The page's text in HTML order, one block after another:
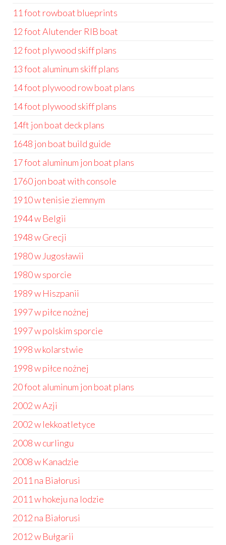
11 foot rowboat blueprints
12 foot Alutender RIB boat
12 foot plywood skiff plans
13 foot aluminum skiff plans
14 foot plywood row boat plans
14 foot plywood skiff plans
14ft jon boat deck plans
1648 jon boat build guide
17 foot aluminum jon boat plans
1760 jon boat with console
1910 w tenisie ziemnym
1944 w Belgii
1948 w Grecji
1980 w Jugosławii
1980 w sporcie
1989 w Hiszpanii
1997 w piłce nożnej
1997 w polskim sporcie
1998 w kolarstwie
1998 w piłce nożnej
20 foot aluminum jon boat plans
2002 w Azji
2002 w lekkoatletyce
2008 w curlingu
2008 w Kanadzie
2011 na Białorusi
2011 w hokeju na lodzie
2012 na Białorusi
2012 w Bułgarii